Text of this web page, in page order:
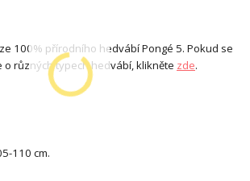
100% přírodního hedvábí Pongé 5. Pokud se
o různých typech hedvábí, klikněte zde.
110 cm.